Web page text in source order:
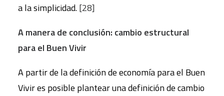
a la simplicidad.[28]
A manera de conclusión: cambio estructural
para el Buen Vivir
A partir de la definición de economía para el Buen
Vivir es posible plantear una definición de cambio